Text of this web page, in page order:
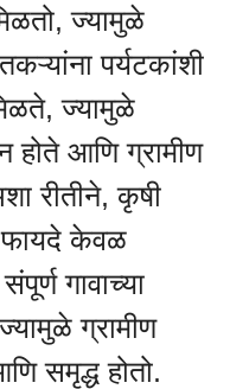
ज्यामुळे
पर्यटकांशी
ज्यामुळे
होते आणि ग्रामीण
रीतीने, कृषी
फायदे केवळ
गावाच्या
ग्रामीण
समृद्ध होतो.